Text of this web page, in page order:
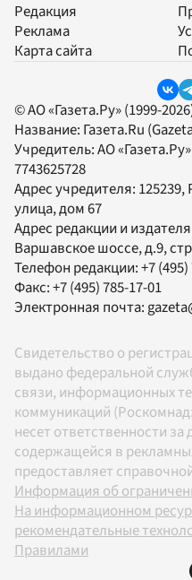
Редакция
Реклама
Карта сайта
© АО «Газета.Ру» (1999-
Название: Газета.Ru
Учредитель:АО «Газета.Ру»
7743625728
Адрес учредителя:
улица, дом 67
Адрес редакции и
Варшавское шоссе, д.9,
Телефон редакции:+7
Факс:+7 (495) 785-17-01
Электронная почта:
Свидетельство о
выдано федеральной
связи, информационных
коммуникаций
несет ответственности
содержащейся в
предоставляет
Информация об
На информационном
рекомендательные
Правилами